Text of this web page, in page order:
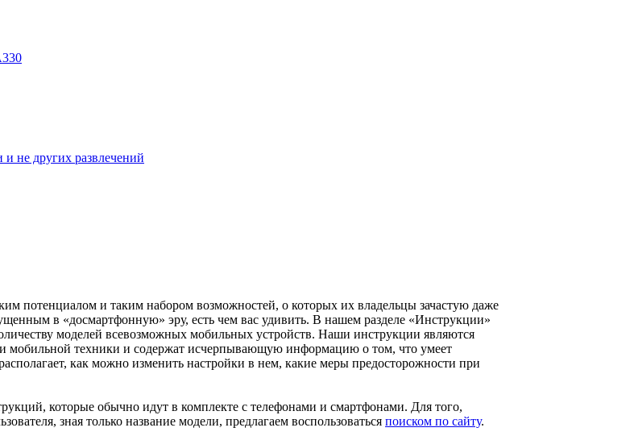
не других развлечений
потенциалом и таким набором возможностей, о которых их владельцы зачастую даже
в «досмартфонную» эру, есть чем вас удивить. В нашем разделе «Инструкции»
моделей всевозможных мобильных устройств. Наши инструкции являются
мобильной техники и содержат исчерпывающую информацию о том, что умеет
как можно изменить настройки в нем, какие меры предосторожности при
которые обычно идут в комплекте с телефонами и смартфонами. Для того,
зная только название модели, предлагаем воспользоваться поиском по сайту.